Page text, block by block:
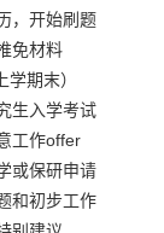
，开始刷题
免材料
期末）
生入学考试
工作offer
或保研申请
和初步工作